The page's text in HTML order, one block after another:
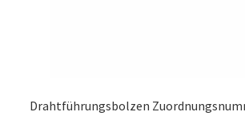
Drahtführungsbolzen